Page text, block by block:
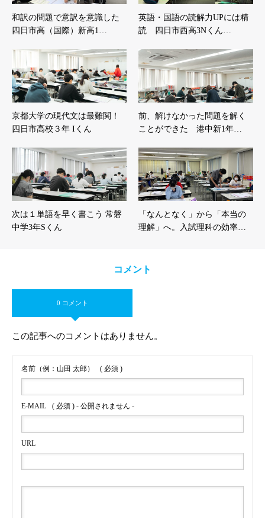
和訳の問題で意訳を意識した
四日市高（国際）新高1…
英語・国語の読解力UPには精
読 四日市西高3Nくん…
京都大学の現代文は最難関！
四日市高校３年 Iくん
前、解けなかった問題を解く
ことができた 港中新1年…
次は１単語を早く書こう 常磐
中学3年Sくん
「なんとなく」から「本当の
理解」へ。入試理科の効率…
コメント
0 コメント
この記事へのコメントはありません。
名前（例：山田 太郎） ( 必須 )
E-MAIL ( 必須 ) - 公開されません -
URL